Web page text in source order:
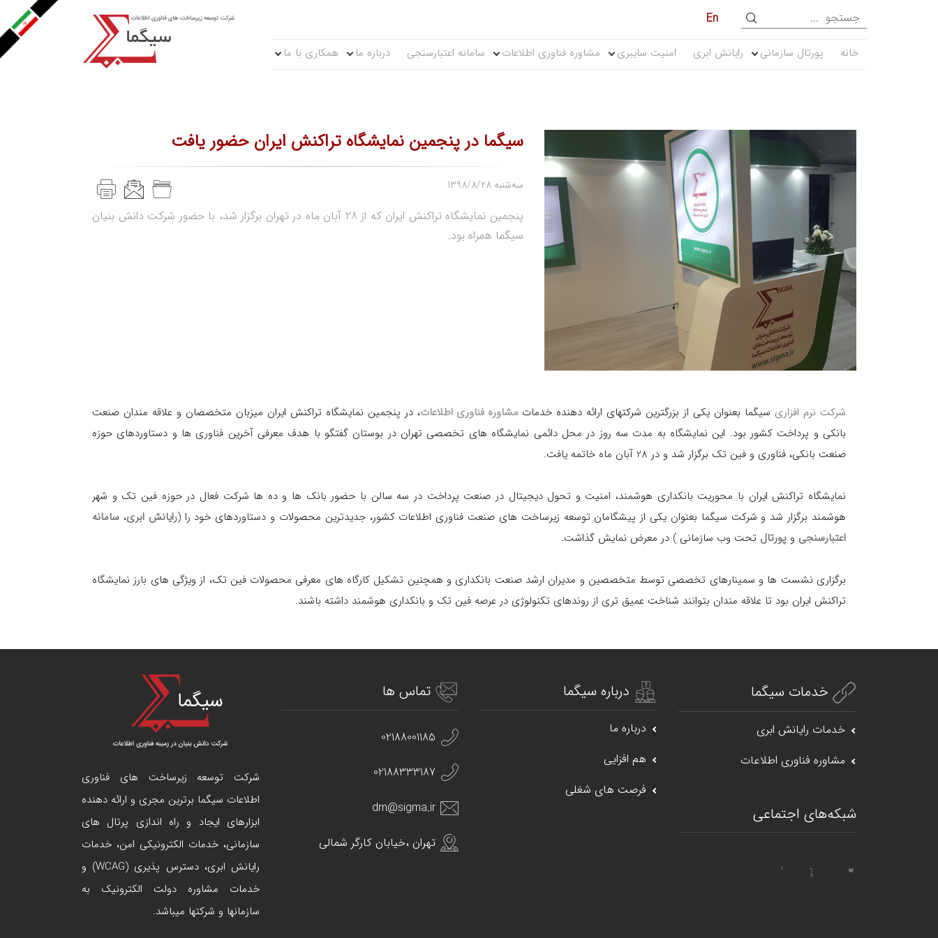
En
خانه پورتال سازمانی رایانش ابری امنیت سایبری مشاوره فناوری اطلاعات سامانه اعتبارسنجی درباره ما همکاری با ما
سیگما در پنجمین نمایشگاه تراکنش ایران حضور یافت
1398/8/28 سه‌شنبه
پنجمین نمایشگاه تراکنش ایران که از 28 آبان ماه در تهران برگزار شد، با حضور شرکت دانش بنیان
سیگما همراه بود.
شرکت نرم افزاری سیگما بعنوان یکی از بزرگترین شرکتهای ارائه دهنده خدماتمشاوره فناوری اطلاعات، در پنجمین نمایشگاه تراکنش ایران میزبان متخصصان و علاقه مندان صنعت
بانکی و پرداخت کشور بود. این نمایشگاه به مدت سه روز در محل دائمی نمایشگاه های تخصصی تهران در بوستان گفتگو با هدف معرفی آخرین فناوری ها و دستاوردهای حوزه
صنعت بانکی، فناوری و فین تک برگزار شد و در 28 آبان ماه خاتمه یافت.
نمایشگاه تراکنش ایران با محوریت بانکداری هوشمند، امنیت و تحول دیجیتال در صنعت پرداخت در سه سالن با حضور بانک ها و ده ها شرکت فعال در حوزه فین تک و شهر
هوشمند برگزار شد و شرکت سیگما بعنوان یکی از پیشگامان توسعه زیرساخت های صنعت فناوری اطلاعات کشور، جدیدترین محصولات و دستاوردهای خود را (رایانش ابری، سامانه
اعتبارسنجی و پورتال تحت وب سازمانی ) در معرض نمایش گذاشت.
برگزاری نشست ها و سمینارهای تخصصی توسط متخصصین و مدیران ارشد صنعت بانکداری و همچنین تشکیل کارگاه های معرفی محصولات فین تک، از ویژگی های بارز نمایشگاه
تراکنش ایران بود تا علاقه مندان بتوانند شناخت عمیق تری از روندهای تکنولوژی در عرصه فین تک و بانکداری هوشمند داشته باشند.
خدمات سیگما
خدمات رایانش ابری
مشاوره فناوری اطلاعات
شبکه‌های اجتماعی
درباره سیگما
درباره ما
هم افزایی
فرصت های شغلی
تماس ها
02188001185
02188333187
dm@sigma.ir
تهران ،خیابان کارگر شمالی
شرکت توسعه زیرساخت های فناوری
اطلاعات سیگما برترین مجری و ارائه دهنده
ابزارهای ایجاد و راه اندازی پرتال های
سازمانی، خدمات الکترونیکی امن، خدمات
رایانش ابری، دسترس پذیری (WCAG) و
خدمات مشاوره دولت الکترونیک به
سازمانها و شرکتها میباشد.